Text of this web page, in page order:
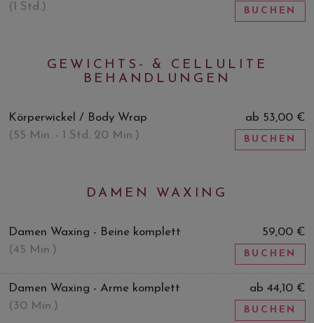
(1 Std.)
BUCHEN
GEWICHTS- & CELLULITE
BEHANDLUNGEN
Körperwickel / Body Wrap
(55 Min. - 1 Std. 20 Min.)
ab 53,00 €
BUCHEN
DAMEN WAXING
Damen Waxing - Beine komplett
(45 Min.)
59,00 €
BUCHEN
Damen Waxing - Arme komplett
(30 Min.)
ab 44,10 €
BUCHEN